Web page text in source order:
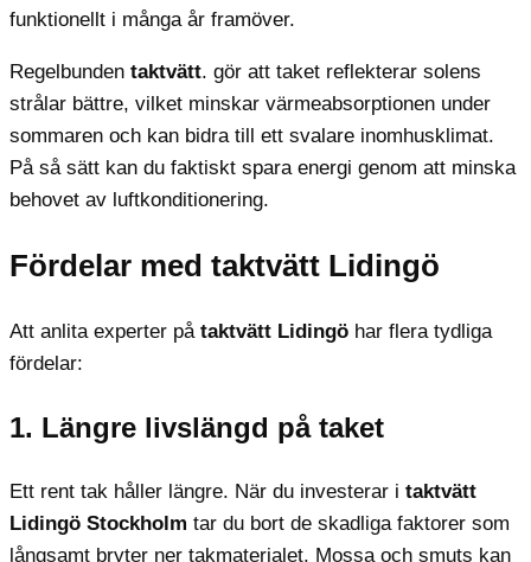
funktionellt i många år framöver.
Regelbunden taktvätt. gör att taket reflekterar solens
strålar bättre, vilket minskar värmeabsorptionen under
sommaren och kan bidra till ett svalare inomhusklimat.
På så sätt kan du faktiskt spara energi genom att minska
behovet av luftkonditionering.
Fördelar med taktvätt Lidingö
Att anlita experter på taktvätt Lidingö har flera tydliga
fördelar:
1. Längre livslängd på taket
Ett rent tak håller längre. När du investerar i taktvätt
Lidingö Stockholm tar du bort de skadliga faktorer som
långsamt bryter ner takmaterialet. Mossa och smuts kan